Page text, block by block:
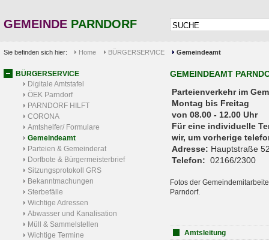
GEMEINDE PARNDORF
Sie befinden sich hier: Home BÜRGERSERVICE Gemeindeamt
BÜRGERSERVICE
Digitale Amtstafel
ÖEK Parndorf
PARNDORF HILFT
CORONA
Amtshelfer/ Formulare
Gemeindeamt
Parteien & Gemeinderat
Dorfbote & Bürgermeisterbrief
Sitzungsprotokoll GRS
Bekanntmachungen
Sterbefälle
Wichtige Adressen
Abwasser und Kanalisation
Müll & Sammelstellen
Wichtige Termine
GEMEINDEAMT
Parteienverkehr
Montag bis Freitag
von 08.00 - 12.00 Uhr
Für eine individuelle
wir, um vorherige
Adresse: Hauptstraße
Telefon: 02166/2300
Fotos der
Parndorf.
Amtsleitung